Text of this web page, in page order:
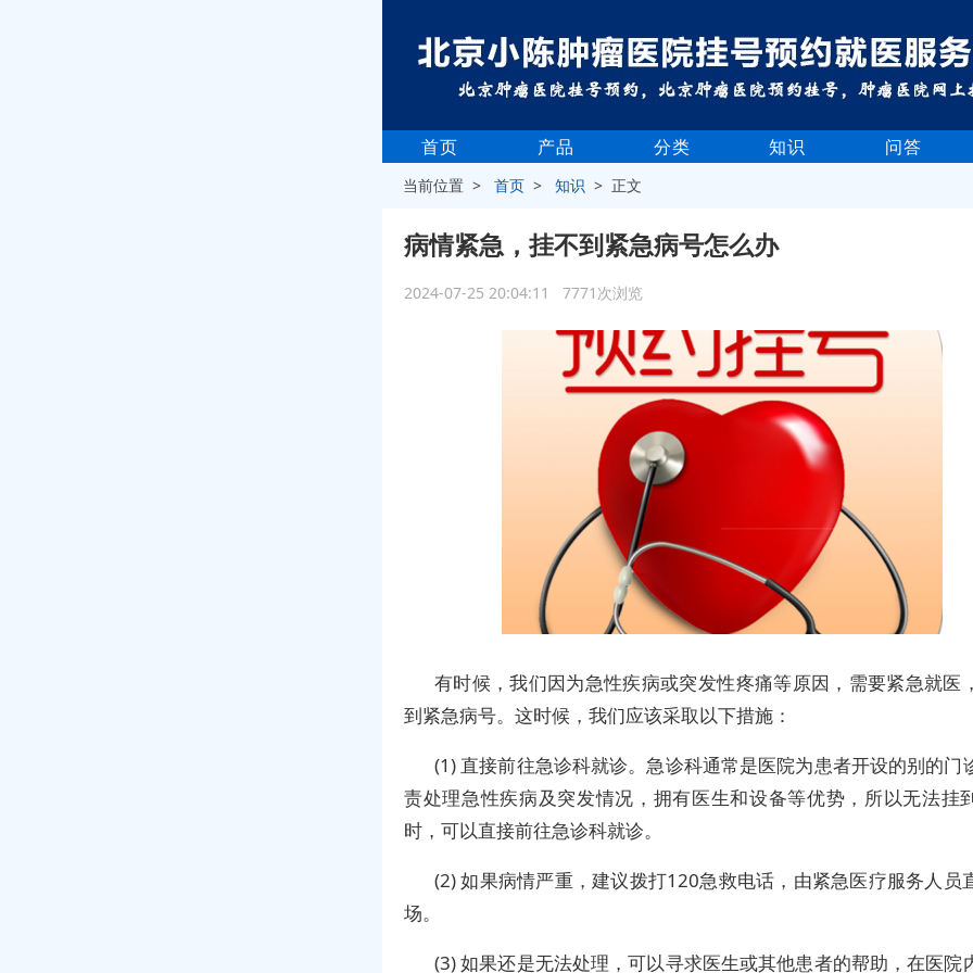
首页 产品 分类 知识 问答
当前位置 >首页 >知识 > 正文
病情紧急，挂不到紧急病号怎么办
2024-07-25 20:04:11 7771次浏览
有时候，我们因为急性疾病或突发性疼痛等原因，需要紧急就医
到紧急病号。这时候，我们应该采取以下措施：
(1) 直接前往急诊科就诊。急诊科通常是医院为患者开设的别的门
责处理急性疾病及突发情况，拥有医生和设备等优势，所以无法挂
时，可以直接前往急诊科就诊。
(2) 如果病情严重，建议拨打120急救电话，由紧急医疗服务人员
场。
(3) 如果还是无法处理，可以寻求医生或其他患者的帮助，在医院